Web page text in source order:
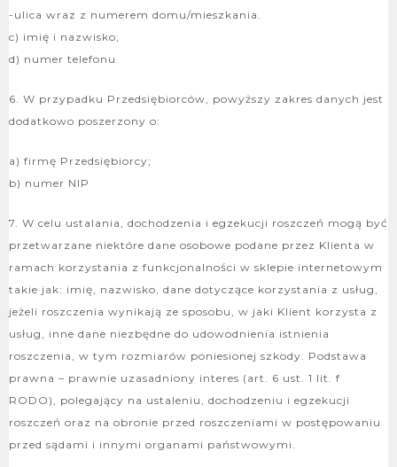
-ulica wraz z numerem domu/mieszkania.
c) imię i nazwisko;
d) numer telefonu.
6. W przypadku Przedsiębiorców, powyższy zakres danych jest
dodatkowo poszerzony o:
a) firmę Przedsiębiorcy;
b) numer NIP
7. W celu ustalania, dochodzenia i egzekucji roszczeń mogą być
przetwarzane niektóre dane osobowe podane przez Klienta w
ramach korzystania z funkcjonalności w sklepie internetowym
takie jak: imię, nazwisko, dane dotyczące korzystania z usług,
jeżeli roszczenia wynikają ze sposobu, w jaki Klient korzysta z
usług, inne dane niezbędne do udowodnienia istnienia
roszczenia, w tym rozmiarów poniesionej szkody. Podstawa
prawna – prawnie uzasadniony interes (art. 6 ust. 1 lit. f
RODO), polegający na ustaleniu, dochodzeniu i egzekucji
roszczeń oraz na obronie przed roszczeniami w postępowaniu
przed sądami i innymi organami państwowymi.